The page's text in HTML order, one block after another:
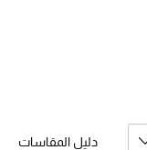
دليل المقاسات